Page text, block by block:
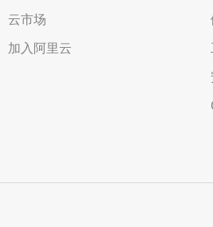
云市场
加入阿里云